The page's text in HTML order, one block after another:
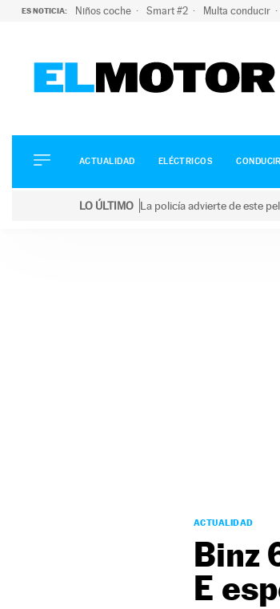
ES NOTICIA: Niños coche Smart #2 Multa conducir
ELÉCTRICOS
CONDUCIR
ACTUALIDAD ELÉCTRICOS CONDUCIR
LO ÚLTIMO La policía advierte de este
ACTUALIDAD
Binz
E